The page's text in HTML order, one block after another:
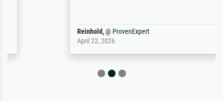
ProvenExpert
April 22, 2026